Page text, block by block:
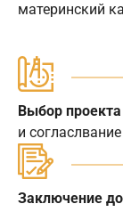
материнский
Выбор проекта
и
Заключение